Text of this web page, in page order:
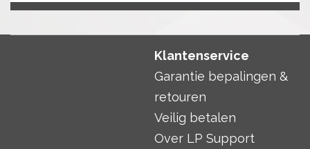
Klantenservice
Garantie bepalingen &
retouren
Veilig betalen
Over LP Support